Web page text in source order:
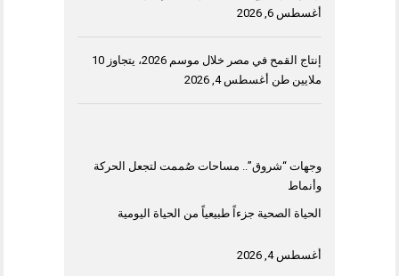
أغسطس 6, 2026
إنتاج القمح في مصر خلال موسم 2026، يتجاوز 10
ملايين طن أغسطس 4, 2026
وجهات “شروق”.. مساحات صُممت لتجعل الحركة
وأنماط
الحياة الصحية جزءاً طبيعياً من الحياة اليومية
أغسطس 4, 2026